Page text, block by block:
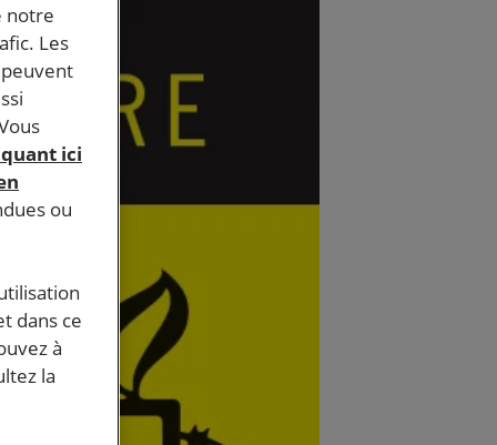
notre
Les
ici
ou
dans ce
à
la